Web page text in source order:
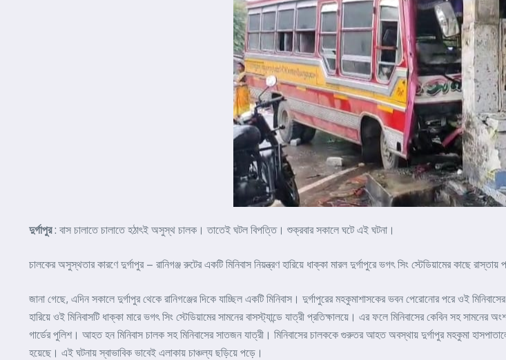
দুর্গাপুর: বাস চালাতে চালাতে হঠাৎই অসুস্থ চালক। তাতেই ঘটল বিপত্তি। শুক্রবার সকালে ঘটে এই ঘটনা।
চালকের অসুস্থতার কারণে দুর্গাপুর – রানিগঞ্জ রুটের একটি মিনিবাস নিয়ন্ত্রণ হারিয়ে ধাক্কা মারল দুর্গাপুরে ভগৎ সিং স্টেডিয়ামের কাছে
জানা গেছে, এদিন সকালে দুর্গাপুর থেকে রানিগঞ্জের দিকে যাচ্ছিল একটি মিনিবাস। দুর্গাপুরের মহকুমাশাসকের ভবন পেরোনোর পরে ওই
হারিয়ে ওই মিনিবাসটি ধাক্কা মারে ভগৎ সিং স্টেডিয়ামের সামনের বাসস্ট্যান্ডে যাত্রী প্রতিক্ষালয়ে। এর ফলে মিনিবাসের কেবিন সহ
গার্ডের পুলিশ। আহত হন মিনিবাস চালক সহ মিনিবাসের সাতজন যাত্রী। মিনিবাসের চালককে গুরুতর আহত অবস্থায় দুর্গাপুর মহকুমা
হয়েছে। এই ঘটনায় স্বাভাবিক ভাবেই এলাকায় চাঞ্চল্য ছড়িয়ে পড়ে।